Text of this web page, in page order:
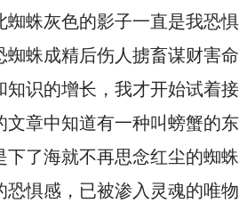
蜘蛛灰色的影子一直是我恐
蛛成精后伤人掳畜谋财害命
知识的增长，我才开始试着
文章中知道有一种叫螃蟹的
下了海就不再思念红尘的蜘
恐惧感，已被渗入灵魂的唯